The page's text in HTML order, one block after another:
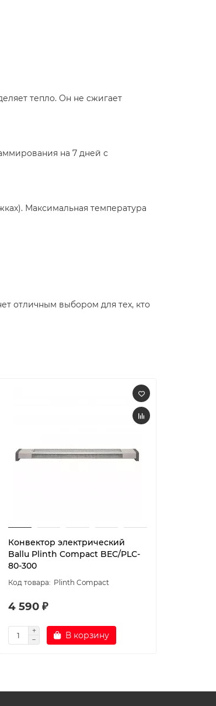
тепло. Он не сжигает
на 7 дней с
Максимальная температура
отличным выбором для тех, кто
Конвектор электрический
Ballu Plinth Compact BEC/PLC-
80-300
Plinth Compact
4 590 ₽
В корзину